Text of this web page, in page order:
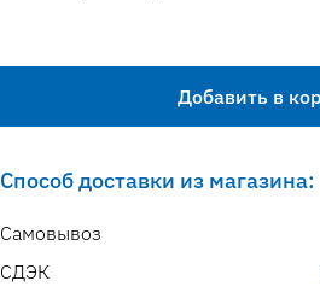
Добавить в
Способ доставки из магазина:
Самовывоз
СДЭК